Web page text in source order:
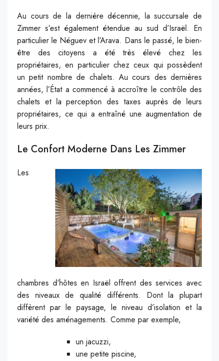
Au cours de la dernière décennie, la succursale de
Zimmer s’est également étendue au sud d’Israël. En
particulier le Néguev et l’Arava. Dans le passé, le bien-
être des citoyens a été très élevé chez les
propriétaires, en particulier chez ceux qui possèdent
un petit nombre de chalets. Au cours des dernières
années, l’État a commencé à accroître le contrôle des
chalets et la perception des taxes auprès de leurs
propriétaires, ce qui a entraîné une augmentation de
leurs prix.
Le Confort Moderne Dans Les Zimmer
Les
chambres d’hôtes en Israël offrent des services avec
des niveaux de qualité différents. Dont la plupart
diffèrent par le paysage, le niveau d’isolation et la
variété des aménagements. Comme par exemple,
un jacuzzi,
une petite piscine,